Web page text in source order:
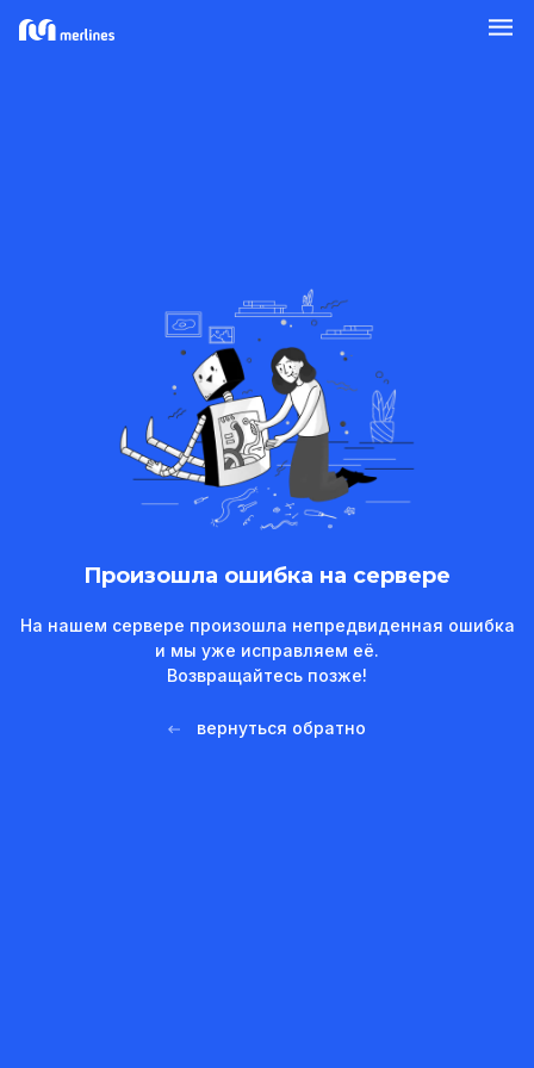
Произошла ошибка на сервере
На нашем сервере произошла непредвиденная ошибка
и мы уже исправляем её.
Возвращайтесь позже!
вернуться обратно